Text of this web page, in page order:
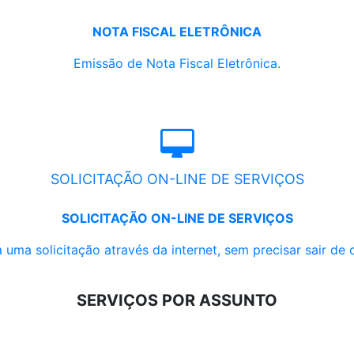
NOTA FISCAL ELETRÔNICA
Emissão de Nota Fiscal Eletrônica.
SOLICITAÇÃO ON-LINE DE SERVIÇOS
SOLICITAÇÃO ON-LINE DE SERVIÇOS
uma solicitação através da internet, sem precisar sair de
SERVIÇOS POR ASSUNTO